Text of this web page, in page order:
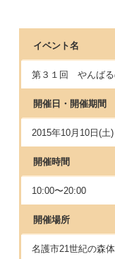
イベント名
第３１回 やんばる
開催日・開催期間
2015年10月10日(土
開催時間
10:00〜20:00
開催場所
名護市21世紀の森